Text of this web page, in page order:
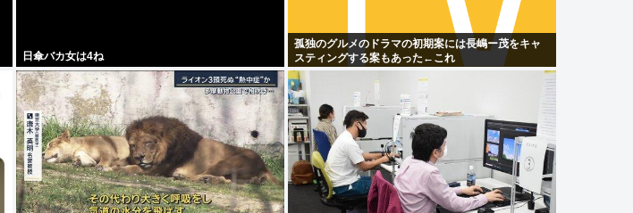
日傘バカ女は4ね
孤独のグルメのドラマの初期案には長嶋ー茂をキャ
スティングする案もあった←これ